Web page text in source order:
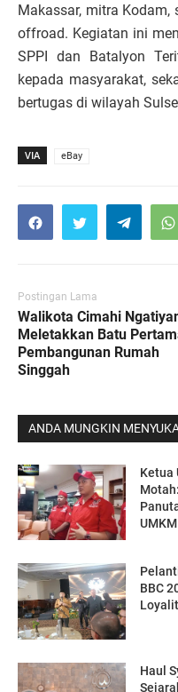
Makassar, mitra
offroad. Kegiatan ini
SPPI dan Batalyon
kepada masyarakat,
bertugas di wilayah
VIA eBay
Postingan Lama
Walikota Cimahi
Meletakkan Batu
Pembangunan Rumah
Singgah
ANDA MUNGKIN
Ketua
BBC
Haul